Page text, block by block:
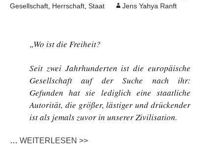
Gesellschaft Herrschaft Staat Jens Yahya Ranft
„Wo ist die Freiheit?
Seit zwei Jahrhunderten ist die europäische
Gesellschaft auf der Suche nach ihr:
Gefunden hat sie lediglich eine staatliche
Autorität, die größer, lästiger und drückender
ist als jemals zuvor in unserer Zivilisation.
… WEITERLESEN >>